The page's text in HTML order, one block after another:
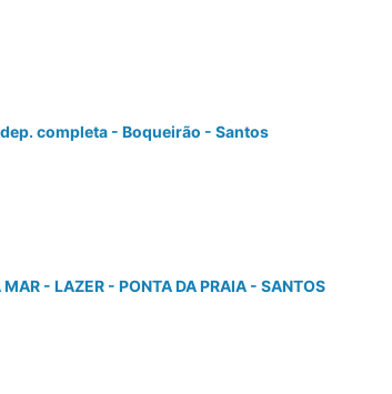
completa - Boqueirão - Santos
- LAZER - PONTA DA PRAIA - SANTOS